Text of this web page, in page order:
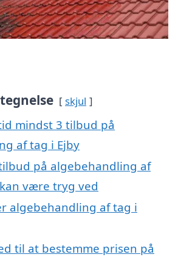
skjul
mindst 3 tilbud på
af tag i Ejby
på algebehandling af
være tryg ved
algebehandling af tag i
til at bestemme prisen på